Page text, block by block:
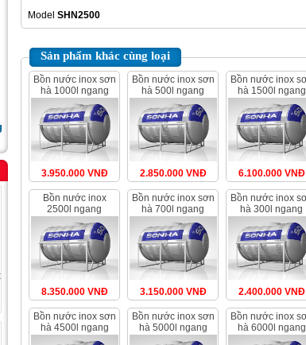
Model SHN2500
Sản phẩm khác cùng loại
bồn nước inox sơn
hà 1000l ngang
3.950.000 VNĐ
bồn nước inox sơn
hà 500l ngang
2.850.000 VNĐ
bồn nước inox sơn
hà 1500l ngang
6.100.000 VNĐ
bồn nước inox
2500l ngang
(ø1140)
8.350.000 VNĐ
bồn nước inox sơn
hà 700l ngang
3.150.000 VNĐ
bồn nước inox sơn
hà 300l ngang
2.400.000 VNĐ
bồn nước inox sơn
hà 4500l ngang
bồn nước inox sơn
hà 5000l ngang
bồn nước inox sơn
hà 6000l ngang